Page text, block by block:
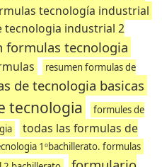
tecnología industrial
tecnologia industrial 2
formulas tecnologia
resumen formulas de
de tecnologia basicas
tecnologia
formules de
todas las formulas de
1ºbachillerato. formulas